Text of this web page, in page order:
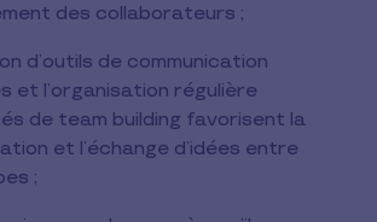
des collaborateurs ;
d’outils de communication
et l’organisation régulière
de team building favorisent la
et l’échange d’idées entre
;